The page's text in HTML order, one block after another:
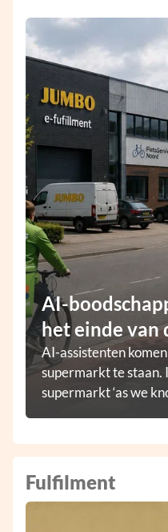
AI-
het einde van
AI-assistenten
supermarkt te staan.
supermarkt ‘as we
Fulfilment